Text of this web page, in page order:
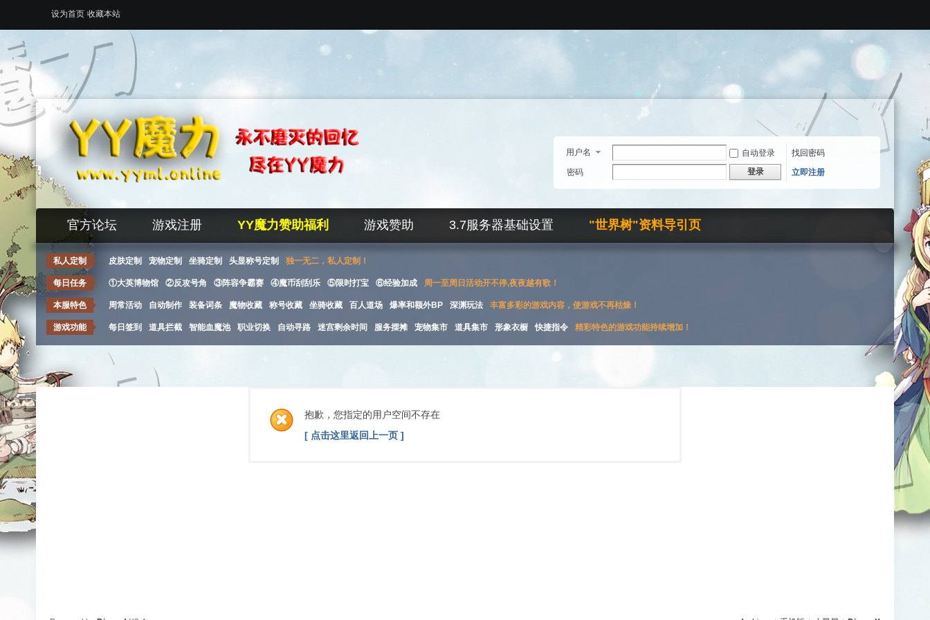
设为首页 收藏本站
用户名 自动登录
找回密码
密码
登录 立即注册
官方论坛 游戏注册 YY魔力赞助福利 游戏赞助 3.7服务器基础设置 "世界树"资料导引页
私人定制 皮肤定制 宠物定制 坐骑定制 头显称号定制 独一无二，私人定制！
每日任务 ①大英博物馆 ②反攻号角 ③阵容争霸赛 ④魔币刮刮乐 ⑤限时打宝 ⑥经验加成 周一至周日活动开不停,夜夜越有歌！
本服特色 周常活动 自动制作 装备词条 魔物收藏 称号收藏 坐骑收藏 百人道场 爆率和额外BP 深渊玩法 丰富多彩的游戏内容，使游戏不再枯燥！
游戏功能 每日签到 道具拦截 智能血魔池 职业切换 自动寻路 迷宫剩余时间 服务摆摊 宠物集市 道具集市 形象衣橱 快捷指令 精彩特色的游戏功能持续增加！
抱歉，您指定的用户空间不存在
[ 点击这里返回上一页 ]